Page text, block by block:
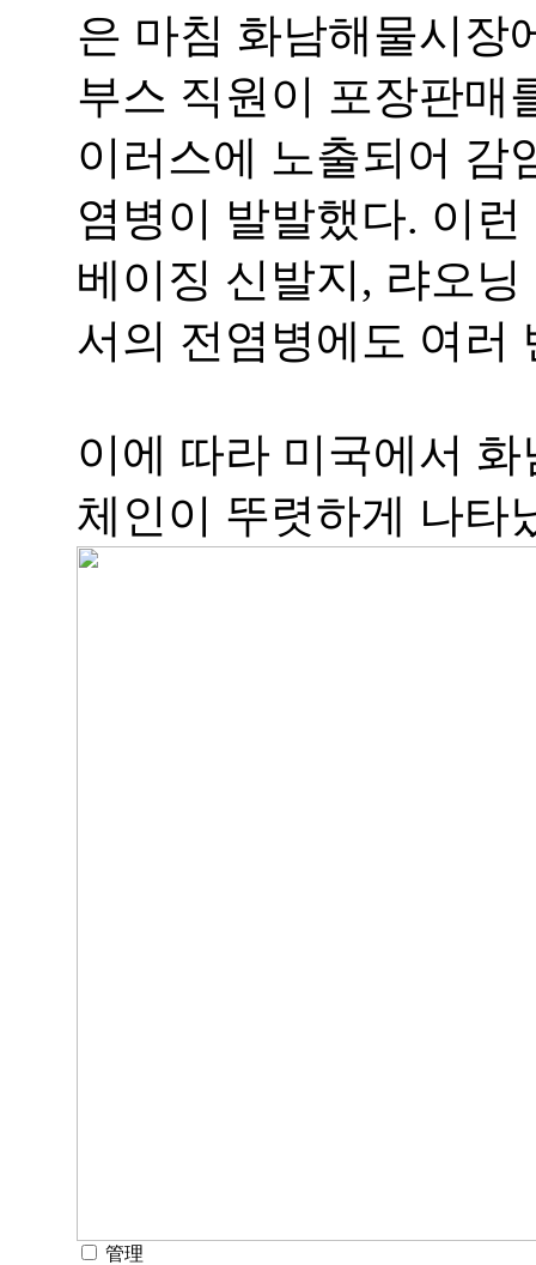
은 마침 화남해물시장
부스 직원이 포장판매
이러스에 노출되어 감
염병이 발발했다. 이
베이징 신발지, 랴오
서의 전염병에도 여러
이에 따라 미국에서
체인이 뚜렷하게 나타
管理